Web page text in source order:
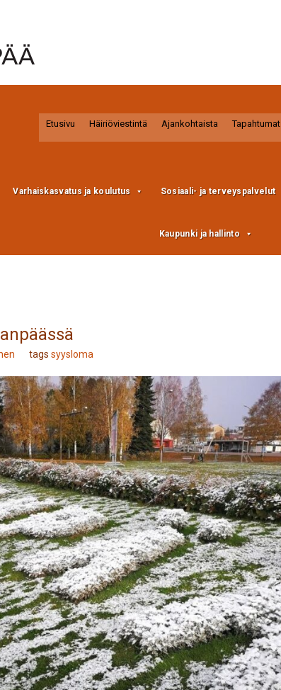
Etusivu Häiriöviestintä Ajankohtaista Tapahtumat
Varhaiskasvatus ja koulutus Sosiaali- ja terveyspalvelut
Kaupunki ja hallinto
tags syysloma